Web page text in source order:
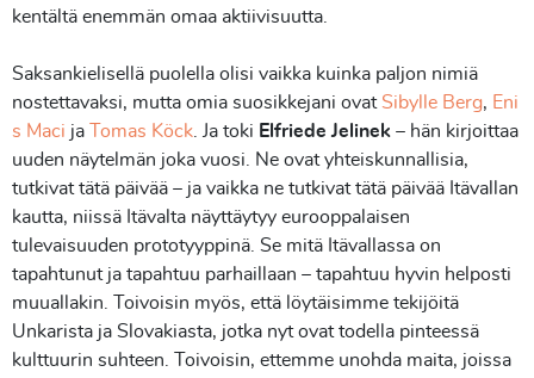
kentältä enemmän omaa aktiivisuutta.
Saksankielisellä puolella olisi vaikka kuinka paljon nimiä
nostettavaksi, mutta omia suosikkejani ovatSibylle Berg, Eni
s Maci ja Tomas Köck . Ja toki Elfriede Jelinek – hän kirjoittaa
uuden näytelmän joka vuosi. Ne ovat yhteiskunnallisia,
tutkivat tätä päivää – ja vaikka ne tutkivat tätä päivää Itävallan
kautta, niissä Itävalta näyttäytyy eurooppalaisen
tulevaisuuden prototyyppinä. Se mitä Itävallassa on
tapahtunut ja tapahtuu parhaillaan – tapahtuu hyvin helposti
muuallakin. Toivoisin myös, että löytäisimme tekijöitä
Unkarista ja Slovakiasta, jotka nyt ovat todella pinteessä
kulttuurin suhteen. Toivoisin, ettemme unohda maita, joissa